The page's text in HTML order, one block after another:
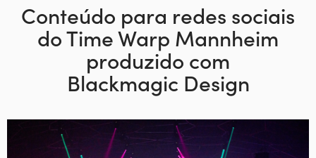
Novidades
Arquivo
Imagens para Imprensa
Argentina
Australia
Canada
Conteúdo para redes sociais
do Time Warp Mannheim
produzido com
Blackmagic Design